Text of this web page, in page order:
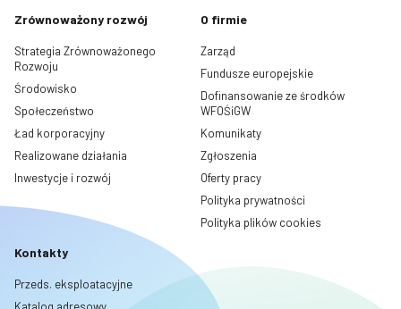
Zrównoważony rozwój
Strategia Zrównoważonego
Rozwoju
Środowisko
Społeczeństwo
Ład korporacyjny
Realizowane działania
Inwestycje i rozwój
O firmie
Zarząd
Fundusze europejskie
Dofinansowanie ze środków
WFOŚiGW
Komunikaty
Zgłoszenia
Oferty pracy
Polityka prywatności
Polityka plików cookies
Kontakty
Przeds. eksploatacyjne